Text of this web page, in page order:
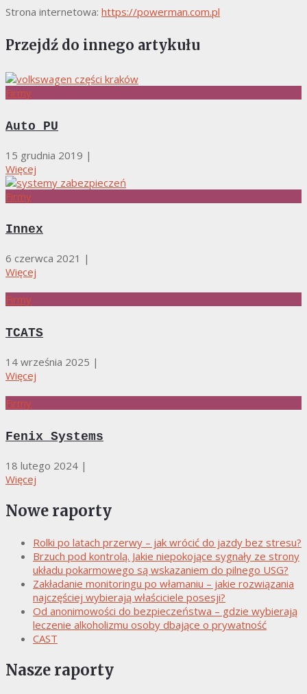
Strona internetowa: https://powerman.com.pl
Przejdź do innego artykułu
Firmy
Auto PU
15 grudnia 2019 |
Więcej
Firmy
Innex
6 czerwca 2021 |
Więcej
Firmy
TCATS
14 września 2025 |
Więcej
Firmy
Fenix Systems
18 lutego 2024 |
Więcej
Nowe raporty
Rolki po latach przerwy – jak wrócić do jazdy bez stresu?
Brzuch pod kontrolą. Jakie niepokojące sygnały ze strony
układu pokarmowego są wskazaniem do pilnego USG?
Zakładanie monitoringu po włamaniu – jakie rozwiązania
najczęściej wybierają właściciele posesji?
Od anonimowości do bezpieczeństwa – gdzie wybierają
leczenie alkoholizmu osoby dbające o prywatność
CAST
Nasze raporty